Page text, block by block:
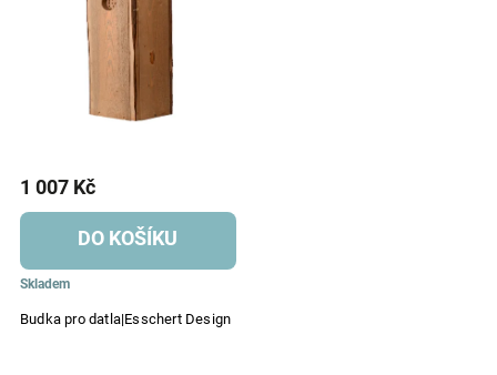
Abecedně
Budka pro datla|Esschert Design
Skladem
1 007 Kč
DO KOŠÍKU